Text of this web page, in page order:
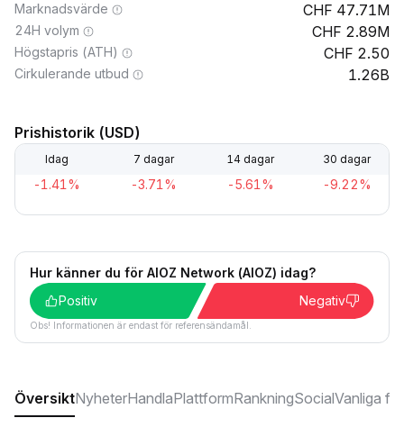
Marknadsvärde 47.71M
24H volym 2.89M
Högstapris (ATH) 2.50
Cirkulerande utbud 1.26B
Prishistorik (USD)
Idag 7 dagar 14 dagar 30 dagar
-1.41% -3.71% -5.61% -9.22%
Hur känner du för AIOZ Network (AIOZ) idag?
Positiv
Negativ
Obs! Informationen är endast för referensändamål.
ÖversiktNyheterHandlaPlattformRankningSocialVanliga